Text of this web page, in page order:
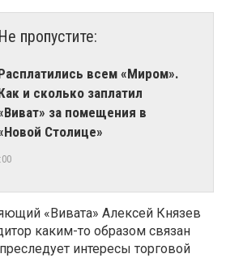
Не пропустите:
всем «Миром».
и сколько заплатил
за помещения в
Столице»
«Вивата» Алексей Князев
каким-то образом связан
интересы торговой